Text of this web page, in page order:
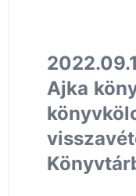
Ajka